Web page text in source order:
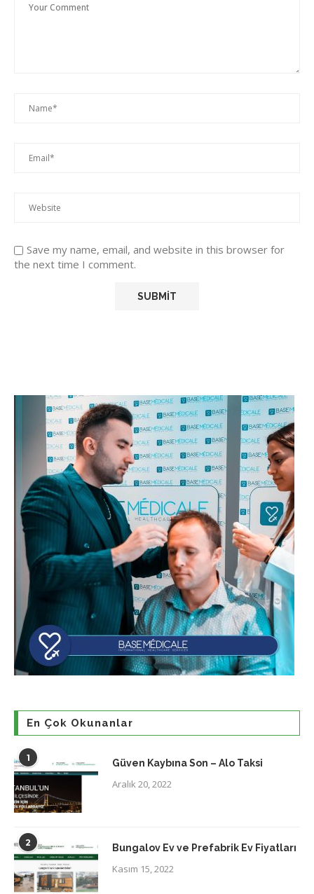
Save my name, email, and website in this browser for
the next time I comment.
En Çok Okunanlar
1 Güven Kaybına Son – Alo Taksi
Aralık 20, 2022
2 Bungalov Ev ve Prefabrik Ev Fiyatları
Kasım 15, 2022